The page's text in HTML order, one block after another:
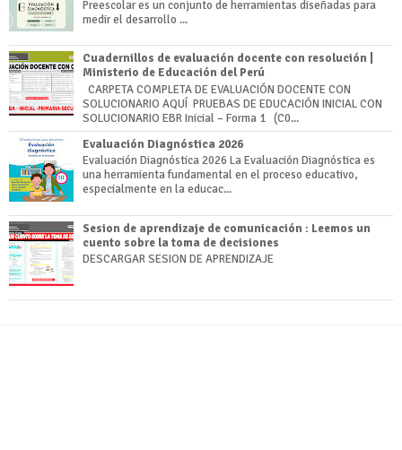
Preescolar es un conjunto de herramientas diseñadas para
medir el desarrollo ...
Cuadernillos de evaluación docente con resolución |
Ministerio de Educación del Perú
CARPETA COMPLETA DE EVALUACIÓN DOCENTE CON
SOLUCIONARIO AQUÍ PRUEBAS DE EDUCACIÓN INICIAL CON
SOLUCIONARIO EBR Inicial – Forma 1 (C0...
Evaluación Diagnóstica 2026
Evaluación Diagnóstica 2026 La Evaluación Diagnóstica es
una herramienta fundamental en el proceso educativo,
especialmente en la educac...
Sesion de aprendizaje de comunicación : Leemos un
cuento sobre la toma de decisiones
DESCARGAR SESION DE APRENDIZAJE